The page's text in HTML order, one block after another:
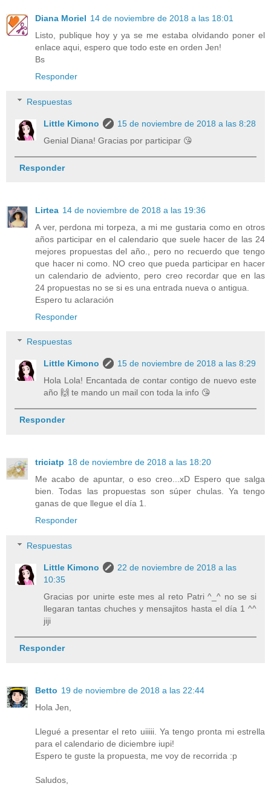
Diana Moriel 14 de noviembre de 2018 a las 18:01
Listo, publique hoy y ya se me estaba olvidando poner el
enlace aqui, espero que todo este en orden Jen!
Bs
Responder
Respuestas
Little Kimono
15 de noviembre de 2018 a las 8:28
Genial Diana! Gracias por participar 😘
Responder
Lirtea 14 de noviembre de 2018 a las 19:36
A ver, perdona mi torpeza, a mi me gustaria como en otros
años participar en el calendario que suele hacer de las 24
mejores propuestas del año., pero no recuerdo que tengo
que hacer ni como. NO creo que pueda participar en hacer
un calendario de adviento, pero creo recordar que en las
24 propuestas no se si es una entrada nueva o antigua.
Espero tu aclaración
Responder
Respuestas
Little Kimono
15 de noviembre de 2018 a las 8:29
Hola Lola! Encantada de contar contigo de nuevo este
año 🙌 te mando un mail con toda la info 😘
Responder
triciatp 18 de noviembre de 2018 a las 18:20
Me acabo de apuntar, o eso creo...xD Espero que salga
bien. Todas las propuestas son súper chulas. Ya tengo
ganas de que llegue el día 1.
Responder
Respuestas
Little Kimono
22 de noviembre de 2018 a las
10:35
Gracias por unirte este mes al reto Patri ^_^ no se si
llegaran tantas chuches y mensajitos hasta el día 1 ^^
jiji
Responder
Betto 19 de noviembre de 2018 a las 22:44
Hola Jen,
Llegué a presentar el reto uiiiii. Ya tengo pronta mi estrella
para el calendario de diciembre iupi!
Espero te guste la propuesta, me voy de recorrida :p
Saludos,